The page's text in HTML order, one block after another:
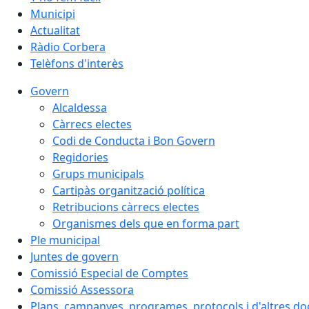
Municipi
Actualitat
Ràdio Corbera
Telèfons d'interès
Govern
Alcaldessa
Càrrecs electes
Codi de Conducta i Bon Govern
Regidories
Grups municipals
Cartipàs organització política
Retribucions càrrecs electes
Organismes dels que en forma part
Ple municipal
Juntes de govern
Comissió Especial de Comptes
Comissió Assessora